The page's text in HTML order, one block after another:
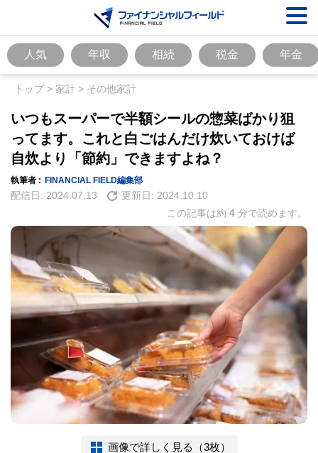
人気 年収 相続 税金 年金
トップ> 家計 > その他家計
いつもスーパーで半額シールの惣菜ばかり狙
ってます。これと白ごはんだけ炊いておけば
自炊より「節約」できますよね？
執筆者 : FINANCIAL FIELD編集部
配信日: 2024.07.13 更新日: 2024.10.10
この記事は約 4 分で読めます。
画像で詳しく見る（3枚）